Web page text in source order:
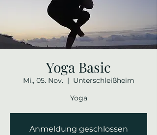
Yoga Basic
Mi., 05. Nov.
  |
Unterschleißheim
Yoga
Anmeldung geschlossen